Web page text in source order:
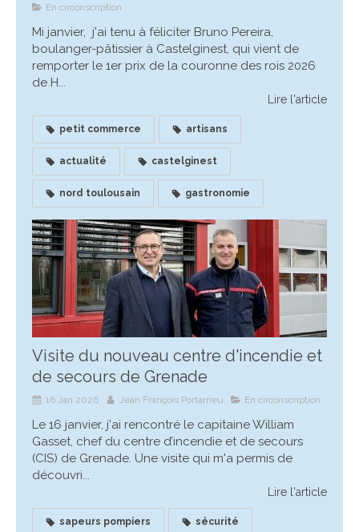
En circonscription
Mi janvier, j'ai tenu à féliciter Bruno Pereira,
boulanger-pâtissier à Castelginest, qui vient de
remporter le 1er prix de la couronne des rois 2026
de H...
Lire l'article
petit commerce artisans
actualité castelginest
nord toulousain gastronomie
Visite du nouveau centre d'incendie et
de secours de Grenade
16 Jan 2026 Jean François Portarrieu En circonscription
Le 16 janvier, j'ai rencontré le capitaine William
Gasset, chef du centre d’incendie et de secours
(CIS) de Grenade. Une visite qui m'a permis de
découvri...
Lire l'article
sapeurs pompiers sécurité